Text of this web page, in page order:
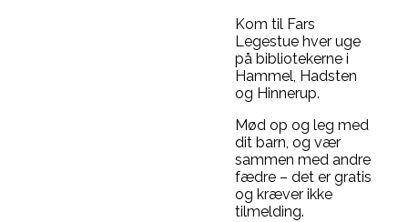
Kom til Fars
Legestue hver uge
på bibliotekerne i
Hammel, Hadsten
og Hinnerup.
Mød op og leg med
dit barn, og vær
sammen med andre
fædre – det er gratis
og kræver ikke
tilmelding.